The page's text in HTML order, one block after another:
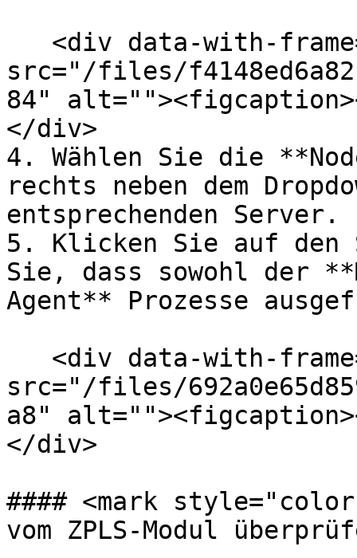
src="/files/
84"
</div>
4. Wählen Sie die
rechts neben dem
entsprechenden Server.
5. Klicken Sie auf den
Sie, dass sowohl der
Agent** Prozesse
src="/files/
a8"
</div>
#### <mark
vom ZPLS-Modul